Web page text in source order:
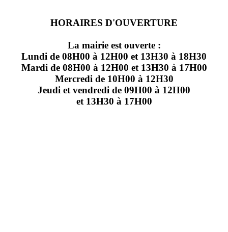
HORAIRES D'OUVERTURE
La mairie est ouverte :
Lundi de 08H00 à 12H00 et 13H30 à 18H30
Mardi de 08H00 à 12H00 et 13H30 à 17H00
Mercredi de 10H00 à 12H30
Jeudi et vendredi de 09H00 à 12H00
et 13H30 à 17H00